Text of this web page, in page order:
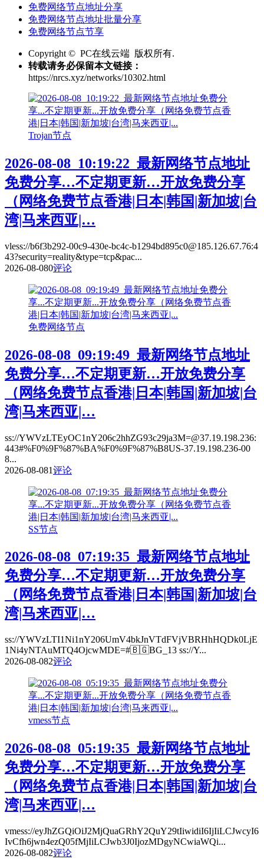
免费网络节点地址分享
免费网络节点地址批量分享
免费网络节点节享
Copyright © PC在线云端 版权所有.
转载请务必保留本文链接：
https://nrcs.xyz/networks/10302.html
Trojan节点
2026-08-08_10:19:22_最新网络节点地址
免费分享…不定期更新…开放免费分享
（网络免费节点香港|日本|韩国|新加坡|台
湾|马来西亚|…
vless://b6f3b292-00c9-430e-bc4c-b1294bd895c0@185.126.67.76:4
43?security=reality&type=tcp&pac...
2026-08-080评论
免费网络节点
2026-08-08_09:19:49_最新网络节点地址
免费分享…不定期更新…开放免费分享
（网络免费节点香港|日本|韩国|新加坡|台
湾|马来西亚|…
ss://YWVzLTEyOC1nY206c2hhZG93c29ja3M=@37.19.198.236:
443#%F0%9F%87%BA%F0%9F%87%B8US-37.19.198.236-00
8...
2026-08-081评论
SS节点
2026-08-08_07:19:35_最新网络节点地址
免费分享…不定期更新…开放免费分享
（网络免费节点香港|日本|韩国|新加坡|台
湾|马来西亚|…
ss://YWVzLTI1Ni1nY206UmV4bkJnVTdFVjVBRHhHQDk0LjE
1Ni4yNTAuMTQ4OjcwMDE=#🇧🇬BG_13 ss://Y...
2026-08-082评论
vmess节点
2026-08-08_05:19:35_最新网络节点地址
免费分享…不定期更新…开放免费分享
（网络免费节点香港|日本|韩国|新加坡|台
湾|马来西亚|…
vmess://eyJhZGQiOiJ2MjQuaGRhY2QuY29tIiwidiI6IjIiLCJwcyI6
IvCfh6jwn4ezQ05fMjIiLCJwb3J0IjozMDgyNCwiaWQi...
2026-08-082评论